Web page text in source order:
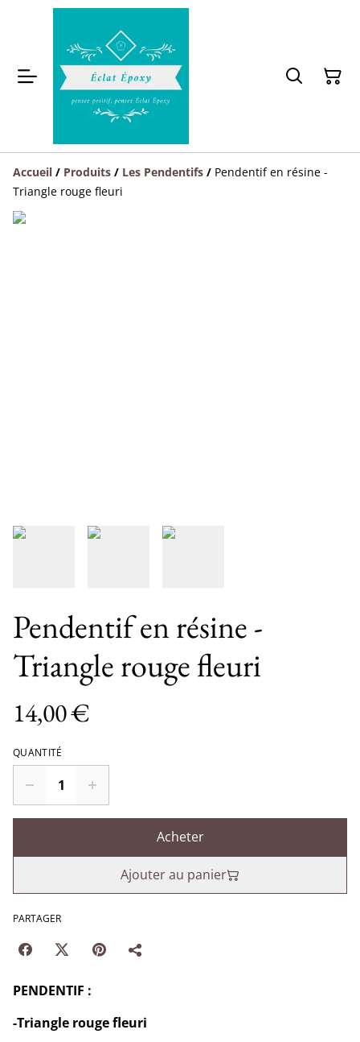
Accueil / Produits / Les Pendentifs / Pendentif en résine -
Triangle rouge fleuri
Pendentif en résine -
Triangle rouge fleuri
14,00 €
QUANTITÉ
Acheter
Ajouter au panier
PARTAGER
PENDENTIF :
-Triangle rouge fleuri